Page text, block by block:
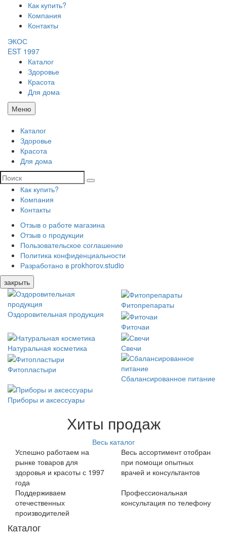
Как купить?
Компания
Контакты
ЭКОС
EST 1997
Каталог
Здоровье
Красота
Для дома
Меню
Каталог
Здоровье
Красота
Для дома
Как купить?
Компания
Контакты
Отзыв о работе магазина
Отзыв о продукции
Пользовательское соглашение
Политика конфиденциальности
Разработано в prokhorov.studio
закрыть
Оздоровительная продукция
Фитопрепараты
Фиточаи
Натуральная косметика Свечи
Фитопластыри
Сбалансированное питание
Приборы и аксессуары
Хиты продаж
Весь каталог
Успешно работаем на
рынке товаров для
здоровья и красоты с 1997
года
Весь ассортимент отобран
при помощи опытных
врачей и консультантов
Поддерживаем
отечественных
производителей
Профессиональная
консультация по телефону
Каталог